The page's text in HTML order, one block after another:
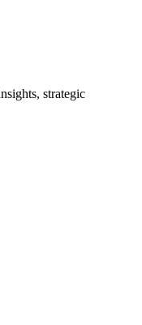
strategic